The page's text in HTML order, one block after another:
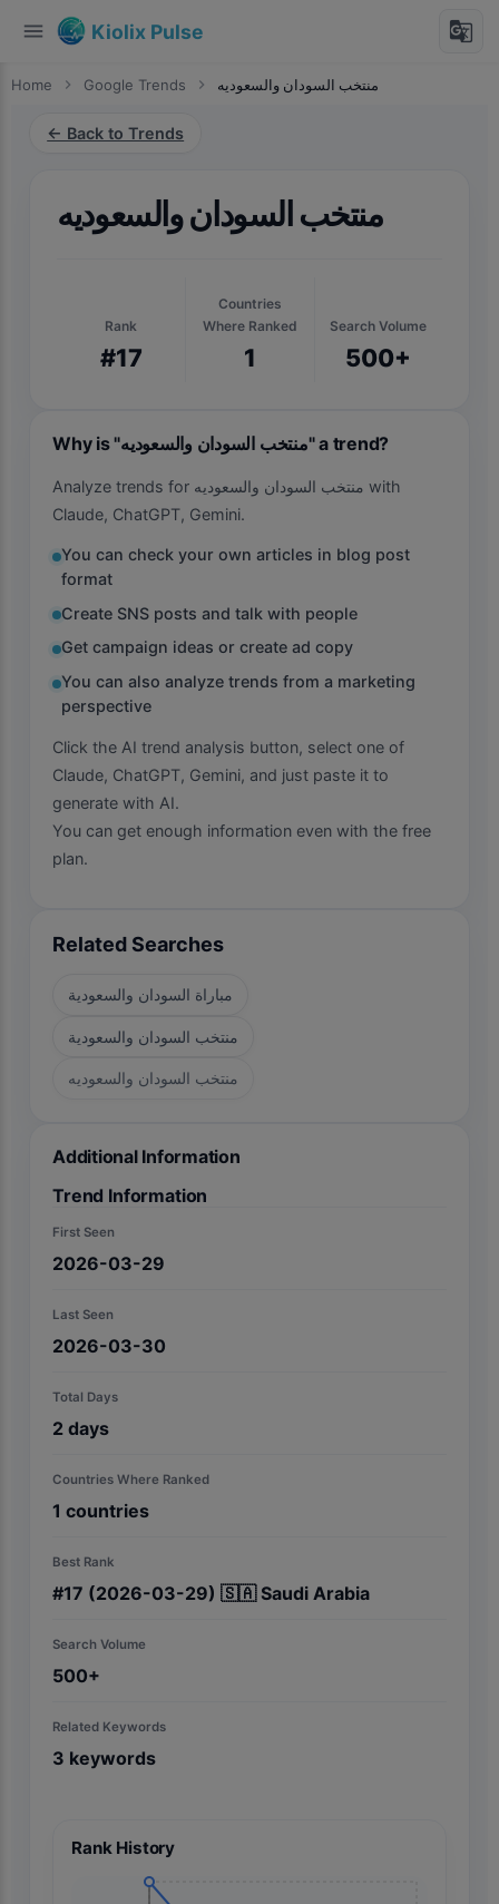
menu Kiolix Pulse g_translate
Home chevron_right Google Trends chevron_right منتخب السودان والسعوديه
← Back to Trends
منتخب السودان والسعوديه
Rank
#17
Countries
Where Ranked
1
Search Volume
500+
Why is "منتخب السودان والسعوديه" a trend?
Analyze trends for منتخب السودان والسعوديه with
Claude, ChatGPT, Gemini.
You can check your own articles in blog post
format
Create SNS posts and talk with people
Get campaign ideas or create ad copy
You can also analyze trends from a marketing
perspective
Click the AI trend analysis button, select one of
Claude, ChatGPT, Gemini, and just paste it to
generate with AI.
You can get enough information even with the free
plan.
Related Searches
مباراة السودان والسعودية
منتخب السودان والسعودية
منتخب السودان والسعوديه
Additional Information
Trend Information
First Seen
2026-03-29
Last Seen
2026-03-30
Total Days
2 days
Countries Where Ranked
1 countries
Best Rank
#17 (2026-03-29) 🇸🇦 Saudi Arabia
Search Volume
500+
Related Keywords
3 keywords
Rank History